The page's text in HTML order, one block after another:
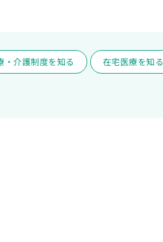
・介護制度を知る 在宅医療を知る